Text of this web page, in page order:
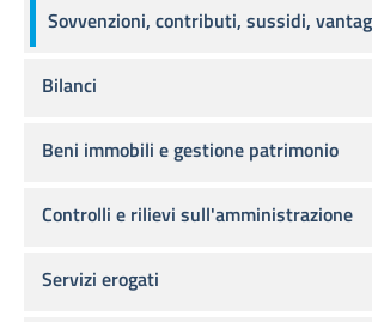
Sovvenzioni, contributi, sussidi,
Bilanci
Beni immobili e gestione patrimonio
Controlli e rilievi sull'amministrazione
Servizi erogati